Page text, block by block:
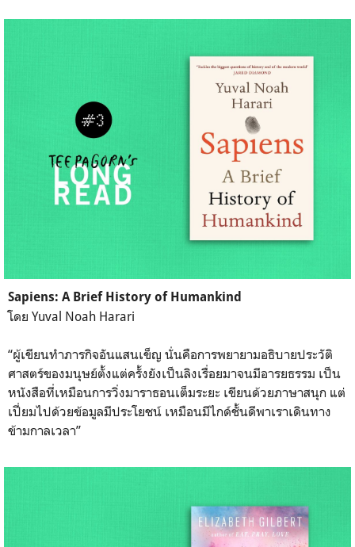
Sapiens: A Brief History of Humankind
โดย Yuval Noah Harari
“ผู้เขียนทำภารกิจอันแสนเข็ญ นั่นคือการพยายามอธิบายประวัติ
ศาสตร์ของมนุษย์ตั้งแต่ครั้งยังเป็นลิงเรื่อยมาจนมีอารยธรรม เป็น
หนังสือที่เหมือนการวิ่งมาราธอนเต็มระยะ เขียนด้วยภาษาสนุก แต่
เปี่ยมไปด้วยข้อมูลมีประโยชน์ เหมือนมีไกด์ชั้นดีพาเราเดินทาง
ข้ามกาลเวลา”